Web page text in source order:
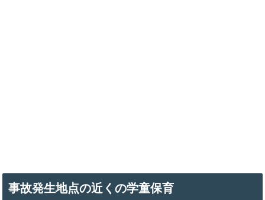
事故発生地点の近くの学童保育